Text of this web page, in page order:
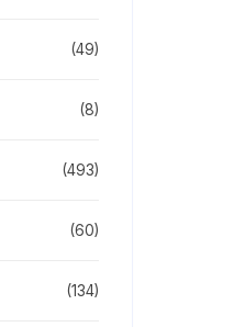
(49)
(8)
(493)
(60)
(134)